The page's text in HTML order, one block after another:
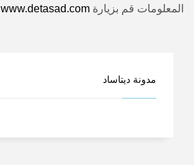
المعلومات قم بزيارة www.detasad.com
مدونة ديتاساد